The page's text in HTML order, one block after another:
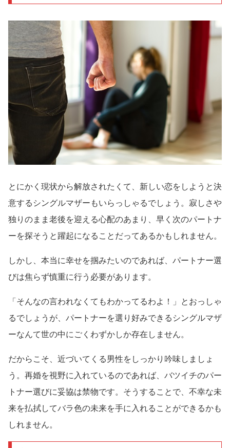
とにかく現状から解放されたくて、新しい恋をしようと決
意するシングルマザーもいらっしゃるでしょう。寂しさや
独りのまま老後を迎える心配のあまり、早く次のパートナ
ーを探そうと躍起になることだってあるかもしれません。
しかし、本当に幸せを掴みたいのであれば、パートナー選
びは焦らず慎重に行う必要があります。
「そんなの言われなくてもわかってるわよ！」とおっしゃ
るでしょうが、パートナーを選り好みできるシングルマザ
ーなんて世の中にごくわずかしか存在しません。
だからこそ、近づいてくる男性をしっかり吟味しましょ
う。再婚を視野に入れているのであれば、バツイチのパー
トナー選びに妥協は禁物です。そうすることで、不幸な未
来を払拭してバラ色の未来を手に入れることができるかも
しれません。